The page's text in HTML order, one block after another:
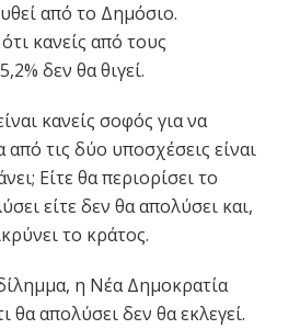
από το Δημόσιο.
κανείς από τους
δεν θα θιγεί.
κανείς σοφός για να
από τις δύο υποσχέσεις είναι
Είτε θα περιορίσει το
είτε δεν θα απολύσει και,
το κράτος.
η Νέα Δημοκρατία
θα απολύσει δεν θα εκλεγεί.